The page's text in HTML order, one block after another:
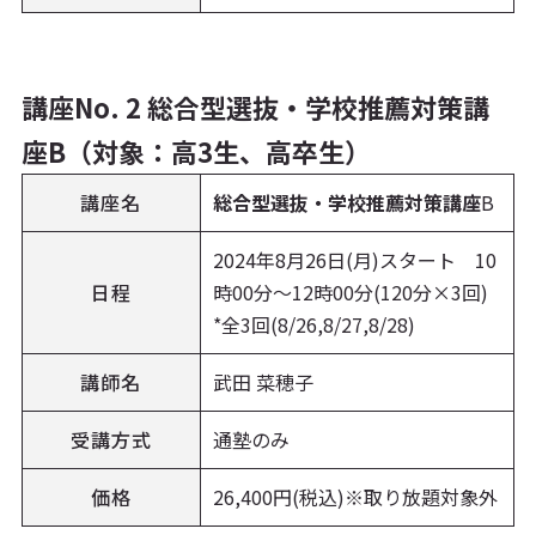
講座No. 2 総合型選抜・学校推薦対策講
座B（対象：高3生、高卒生）
講座名 総合型選抜・学校推薦対策講座B
日程
2024年8月26日(月)スタート 10
時00分〜12時00分(120分×3回)
*全3回(8/26,8/27,8/28)
講師名
武田 菜穂子
受講方式
通塾のみ
価格
26,400円(税込)※取り放題対象外